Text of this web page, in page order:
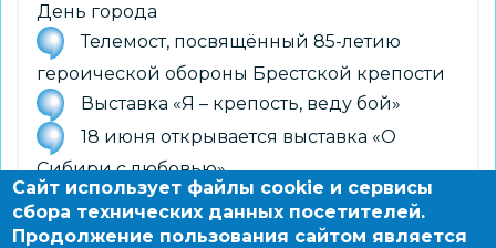
День города
Телемост, посвящённый 85-летию
героической обороны Брестской крепости
Выставка «Я – крепость, веду бой»
18 июня открывается выставка «О
Сибири с любовью»
9 июня откроется выставка
«Правильное детство»
Сайт использует файлы cookie и сервисы
сбора технических данных посетителей.
Продолжение пользования сайтом является